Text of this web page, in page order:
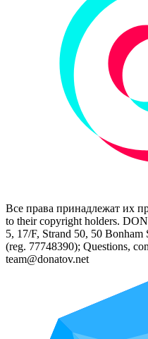
Все права принадлежат их
to their copyright holders.
5, 17/F, Strand 50, 50
(reg. 77748390); Questions,
team@donatov.net